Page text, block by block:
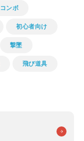
コンボ
初心者向け
撃墜
飛び道具